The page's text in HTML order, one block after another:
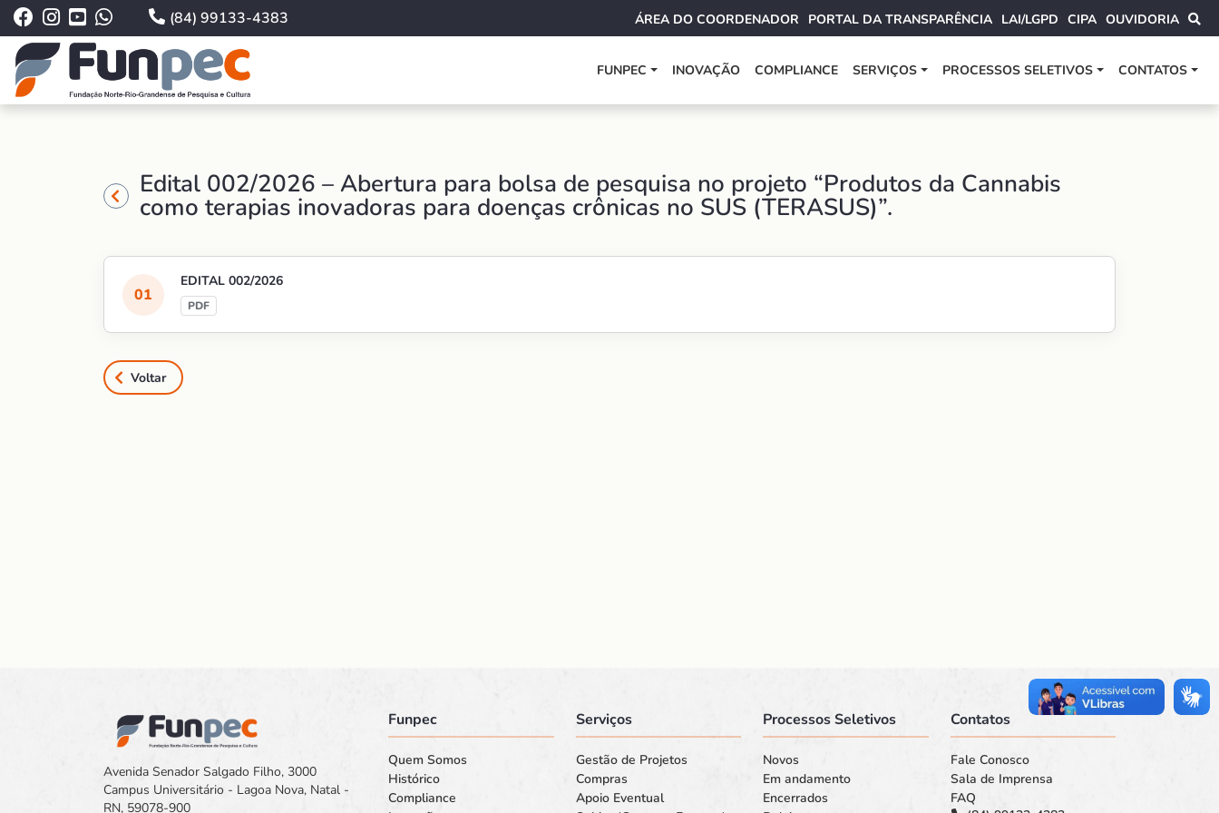
(84) 99133-4383 ÁREA DO COORDENADOR PORTAL DA TRANSPARÊNCIA LAI/LGPD CIPA OUVIDORIA
FUNPEC INOVAÇÃO COMPLIANCE SERVIÇOS PROCESSOS SELETIVOS CONTATOS
Edital 002/2026 – Abertura para bolsa de pesquisa no projeto “Produtos da Cannabis
como terapias inovadoras para doenças crônicas no SUS (TERASUS)”.
EDITAL 002/2026
Voltar
Avenida Senador Salgado Filho, 3000
Campus Universitário - Lagoa Nova, Natal -
RN, 59078-900
Funpec
Quem Somos
Histórico
Compliance
Serviços
Gestão de Projetos
Compras
Apoio Eventual
Processos Seletivos
Novos
Em andamento
Encerrados
Contatos
Fale Conosco
Sala de Imprensa
FAQ